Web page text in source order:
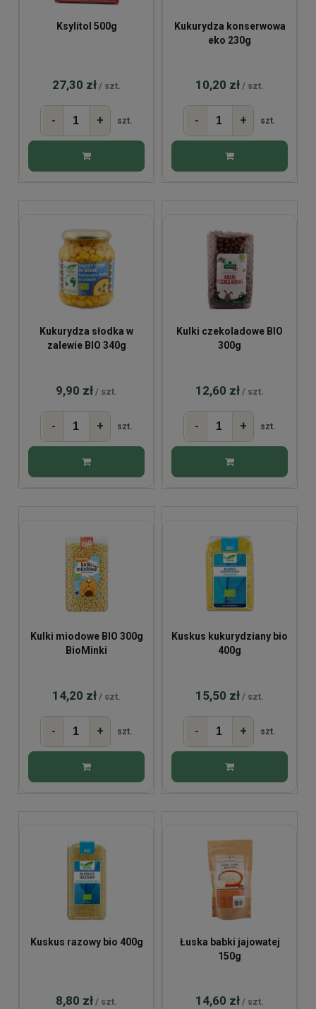
Ksylitol 500g
27,30 zł / szt.
- + szt.
Kukurydza konserwowa
eko 230g
10,20 zł / szt.
- + szt.
Kukurydza słodka w
zalewie BIO 340g
9,90 zł / szt.
- + szt.
Kulki czekoladowe BIO
300g
12,60 zł / szt.
- + szt.
Kulki miodowe BIO 300g
BioMinki
14,20 zł / szt.
- + szt.
Kuskus kukurydziany bio
400g
15,50 zł / szt.
- + szt.
Kuskus razowy bio 400g
8,80 zł / szt.
Łuska babki jajowatej
150g
14,60 zł / szt.